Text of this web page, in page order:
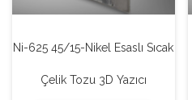
Ni-625 45/15-Nikel Esaslı Sıcak
Çelik Tozu 3D Yazıcı